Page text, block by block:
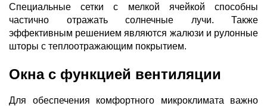
Специальные сетки с мелкой ячейкой способны
частично отражать солнечные лучи. Также
эффективным решением являются жалюзи и рулонные
шторы с теплоотражающим покрытием.
Окна с функцией вентиляции
Для обеспечения комфортного микроклимата важно